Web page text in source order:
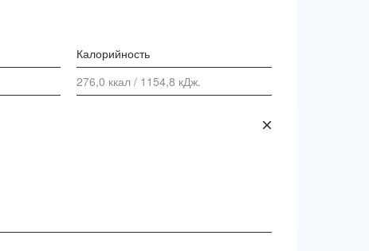
Калорийность
276,0 ккал / 1154,8 кДж.